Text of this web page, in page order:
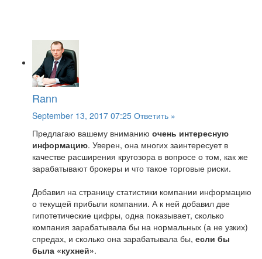
Rann
September 13, 2017 07:25 Ответить »
Предлагаю вашему вниманию очень интересную
информацию. Уверен, она многих заинтересует в
качестве расширения кругозора в вопросе о том, как же
зарабатывают брокеры и что такое торговые риски.
Добавил на страницу статистики компании информацию
о текущей прибыли компании. А к ней добавил две
гипотетические цифры, одна показывает, сколько
компания зарабатывала бы на нормальных (а не узких)
спредах, и сколько она зарабатывала бы, если бы
была «кухней».